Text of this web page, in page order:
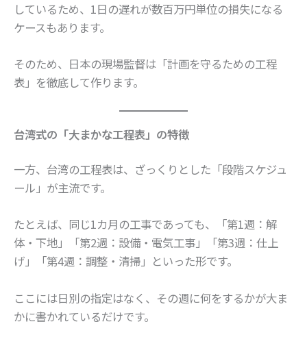
しているため、1日の遅れが数百万円単位の損失になる
ケースもあります。
そのため、日本の現場監督は「計画を守るための工程
表」を徹底して作ります。
台湾式の「大まかな工程表」の特徴
一方、台湾の工程表は、ざっくりとした「段階スケジュ
ール」が主流です。
たとえば、同じ1カ月の工事であっても、「第1週：解
体・下地」「第2週：設備・電気工事」「第3週：仕上
げ」「第4週：調整・清掃」といった形です。
ここには日別の指定はなく、その週に何をするかが大ま
かに書かれているだけです。